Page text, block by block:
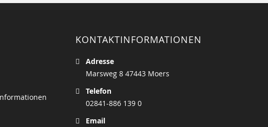
KONTAKTINFORMATIONEN
Adresse
Marsweg 8 47443 Moers
Telefon
02841-886 139 0
Email